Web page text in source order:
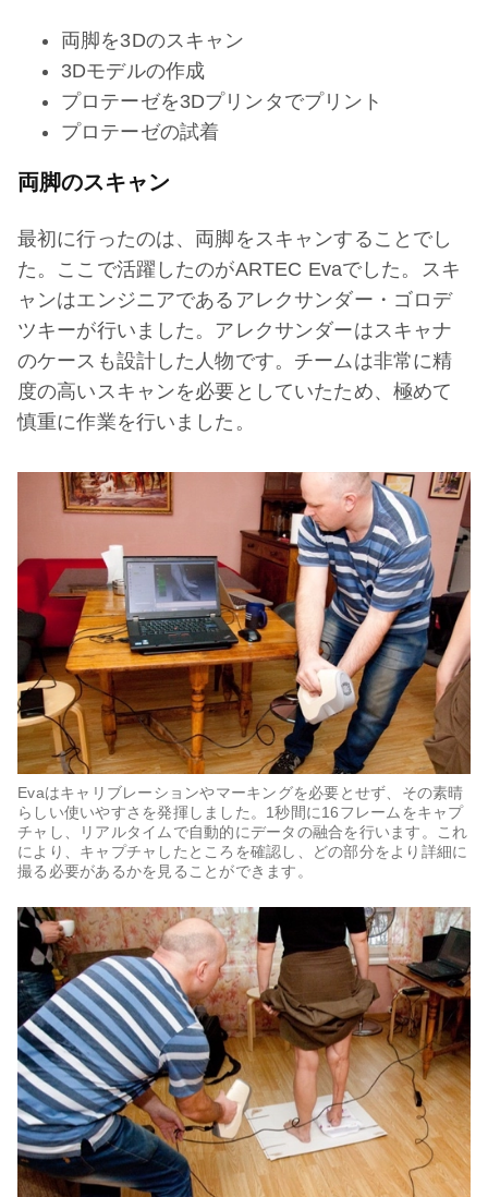
両脚を3Dのスキャン
3Dモデルの作成
プロテーゼを3Dプリンタでプリント
プロテーゼの試着
両脚のスキャン
最初に行ったのは、両脚をスキャンすることでし
た。ここで活躍したのがARTEC Evaでした。スキ
ャンはエンジニアであるアレクサンダー・ゴロデ
ツキーが行いました。アレクサンダーはスキャナ
のケースも設計した人物です。チームは非常に精
度の高いスキャンを必要としていたため、極めて
慎重に作業を行いました。
Evaはキャリブレーションやマーキングを必要とせず、その素晴
らしい使いやすさを発揮しました。1秒間に16フレームをキャプ
チャし、リアルタイムで自動的にデータの融合を行います。これ
により、キャプチャしたところを確認し、どの部分をより詳細に
撮る必要があるかを見ることができます。